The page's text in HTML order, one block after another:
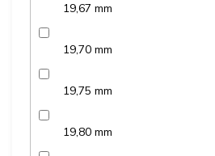
19,67 mm
19,70 mm
19,75 mm
19,80 mm